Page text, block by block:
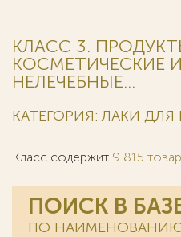
КЛАСС 3.
КОСМЕТИЧЕСКИЕ
НЕЛЕЧЕБНЫЕ...
КАТЕГОРИЯ: ЛАКИ ДЛЯ
Класс содержит 9 815
ПОИСК В
ПО